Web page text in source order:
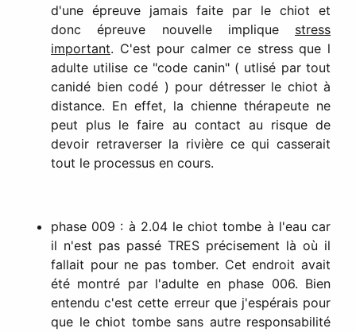
d'une épreuve jamais faite par le chiot et
donc épreuve nouvelle implique stress
important. C'est pour calmer ce stress que l
adulte utilise ce "code canin" ( utlisé par tout
canidé bien codé ) pour détresser le chiot à
distance. En effet, la chienne thérapeute ne
peut plus le faire au contact au risque de
devoir retraverser la rivière ce qui casserait
tout le processus en cours.
phase 009 : à 2.04 le chiot tombe à l'eau car
il n'est pas passé TRES précisement là où il
fallait pour ne pas tomber. Cet endroit avait
été montré par l'adulte en phase 006. Bien
entendu c'est cette erreur que j'espérais pour
que le chiot tombe sans autre responsabilité